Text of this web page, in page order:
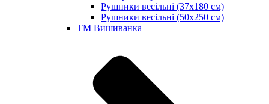
Рушники весільні (37х180 см)
Рушники весільні (50х250 см)
ТМ Вишиванка